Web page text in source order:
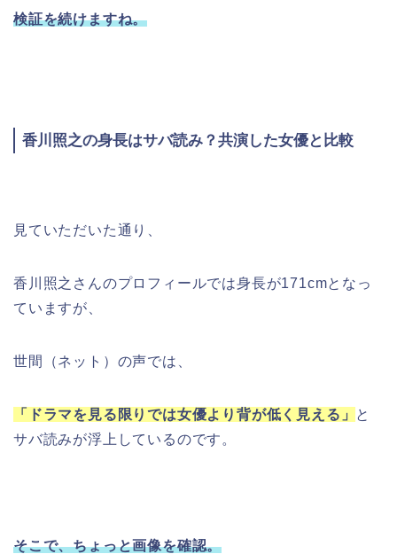
検証を続けますね。
香川照之の身長はサバ読み？共演した女優と比較
見ていただいた通り、
香川照之さんのプロフィールでは身長が171cmとなっ
ていますが、
世間（ネット）の声では、
「ドラマを見る限りでは女優より背が低く見える」 と
サバ読みが浮上しているのです。
そこで、ちょっと画像を確認。